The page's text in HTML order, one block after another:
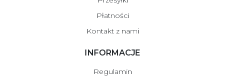
Płatności
Kontakt z nami
INFORMACJE
Regulamin